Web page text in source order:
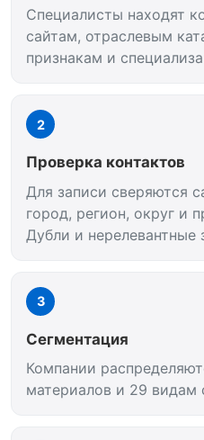
Специалисты находят
сайтам, отраслевым
признакам и
2
Проверка контактов
Для записи сверяются
город, регион, округ и
Дубли и нерелевантные
3
Сегментация
Компании
материалов и 29 видам